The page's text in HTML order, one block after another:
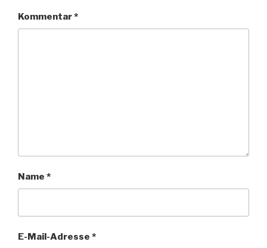
Kommentar*
Name *
E-Mail-Adresse *